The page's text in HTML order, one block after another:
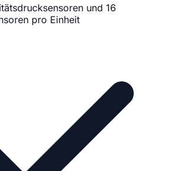
und 16
pro Einheit